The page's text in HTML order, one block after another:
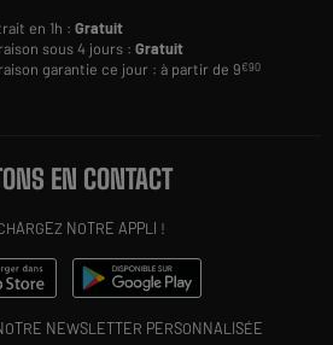
en 1h :Gratuit
sous 4 jours :Gratuit
garantie ce jour : à partir de 9€90
EN CONTACT
NOTRE APPLI !
NEWSLETTER PERSONNALISÉE